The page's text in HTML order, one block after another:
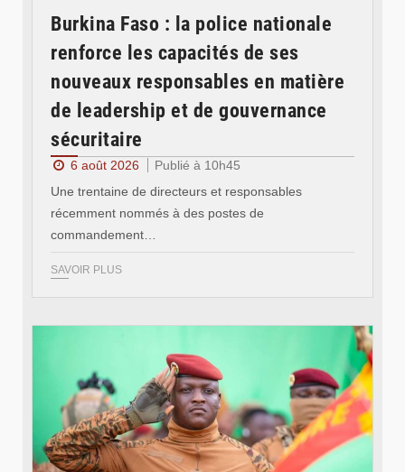
Burkina Faso : la police nationale
renforce les capacités de ses
nouveaux responsables en matière
de leadership et de gouvernance
sécuritaire
6 août 2026
Publié à 10h45
Une trentaine de directeurs et responsables
récemment nommés à des postes de
commandement…
SAVOIR PLUS